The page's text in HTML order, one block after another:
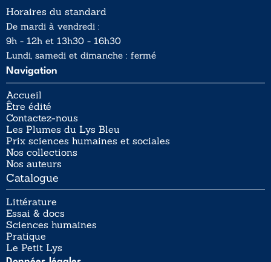
Horaires du standard
De mardi à vendredi :
9h - 12h et 13h30 - 16h30
Lundi, samedi et dimanche : fermé
Navigation
Accueil
Être édité
Contactez-nous
Les Plumes du Lys Bleu
Prix sciences humaines et sociales
Nos collections
Nos auteurs
Catalogue
Littérature
Essai & docs
Sciences humaines
Pratique
Le Petit Lys